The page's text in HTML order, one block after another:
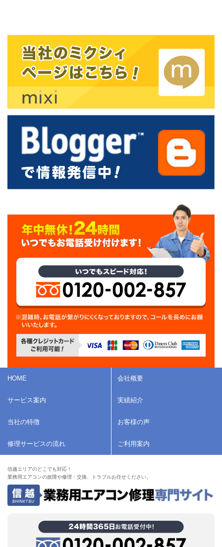
HOME 会社概要
サービス案内 実績紹介
当社の特徴 お客様の声
修理サービスの流れ ご利用案内
信越エリアのどこでも対応！
業務用エアコンの故障や修理・交換、トラブルお任せください。